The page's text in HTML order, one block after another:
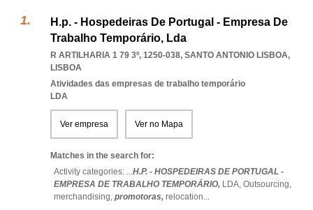
H.p. - Hospedeiras De Portugal - Empresa De
Trabalho Temporário, Lda
R ARTILHARIA 1 79 3º, 1250-038, SANTO ANTONIO LISBOA,
LISBOA
Atividades das empresas de trabalho temporário
LDA
Ver empresa Ver no Mapa
Matches in the search for:
Activity categories: ...H.P. - HOSPEDEIRAS DE PORTUGAL -
EMPRESA DE TRABALHO TEMPORÁRIO, LDA, Outsourcing,
merchandising, promotoras, relocation...